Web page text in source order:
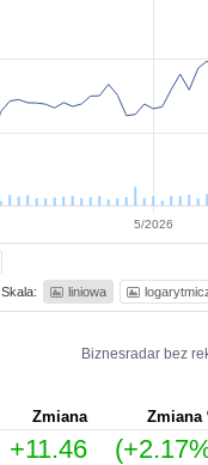
5/2026
Skala: liniowa
Biznesradar bez
Zmiana Zmiana
+11.46